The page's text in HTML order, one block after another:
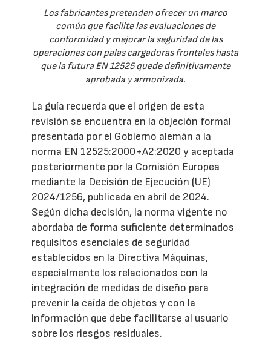
Los fabricantes pretenden ofrecer un marco
común que facilite las evaluaciones de
conformidad y mejorar la seguridad de las
operaciones con palas cargadoras frontales hasta
que la futura EN 12525 quede definitivamente
aprobada y armonizada.
La guía recuerda que el origen de esta
revisión se encuentra en la objeción formal
presentada por el Gobierno alemán a la
norma EN 12525:2000+A2:2020 y aceptada
posteriormente por la Comisión Europea
mediante la Decisión de Ejecución (UE)
2024/1256, publicada en abril de 2024.
Según dicha decisión, la norma vigente no
abordaba de forma suficiente determinados
requisitos esenciales de seguridad
establecidos en la Directiva Máquinas,
especialmente los relacionados con la
integración de medidas de diseño para
prevenir la caída de objetos y con la
información que debe facilitarse al usuario
sobre los riesgos residuales.